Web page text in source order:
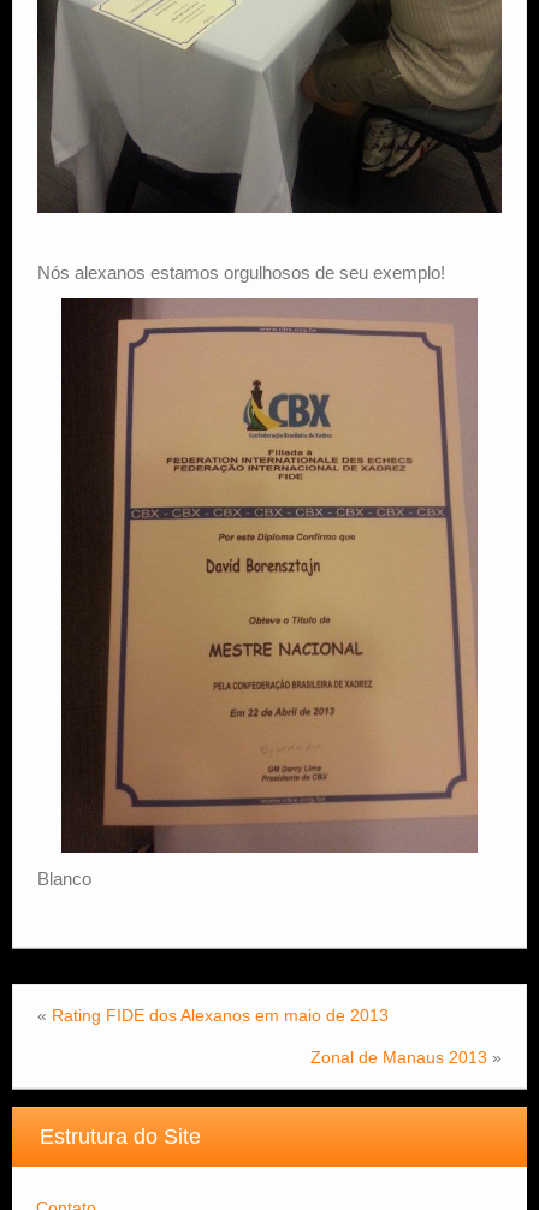
Nós alexanos estamos orgulhosos de seu exemplo!
Blanco
« Rating FIDE dos Alexanos em maio de 2013
Zonal de Manaus 2013 »
Estrutura do Site